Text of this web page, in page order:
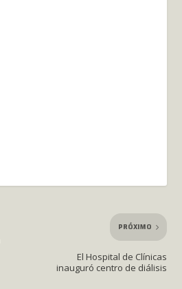
PRÓXIMO
El Hospital de Clínicas
inauguró centro de diálisis